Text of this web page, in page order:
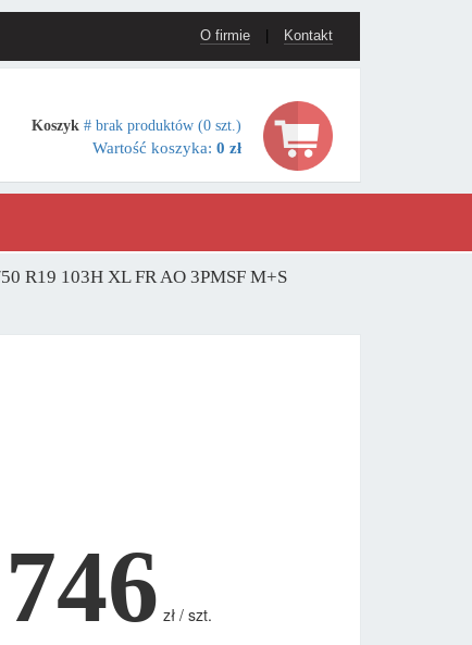
O firmie Kontakt
Koszyk # brak produktów (0 szt.)
Wartość koszyka: 0 zł
R19 103H XL FR AO 3PMSF M+S
746 zł / szt.